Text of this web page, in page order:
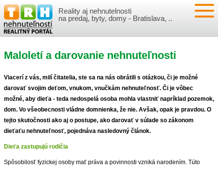
Reality aj nehnutelnosti
na predaj, byty, domy - Bratislava, ..
NEHNUTEĽNOSTI
BYTY
NOVOSTAVBY
NEBYTOVÉ PRIESTORY
REKREAČNÉ OBJEKTY
VLOŽIŤ NEHNUTEĽNOSTI
PRIHLÁSENIE
REGISTRÁCIA
VÝVOJ CIEN REALÍT
ČLÁNKY O REALITÁCH
PRÁVNA PORADŇA
O NÁS
Maloletí a darovanie nehnuteľnosti
Viacerí z vás, milí čitatelia, ste sa na nás obrátili s otázkou, či je možné
darovať svojim deťom, vnukom, vnučkám nehnuteľnosť. Či je vôbec
možné, aby dieťa - teda nedospelá osoba mohla vlastniť napríklad pozemok,
dom. Vo všeobecnosti vládne domnienka, že nie. Avšak, opak je pravdou. O
tejto skutočnosti ako aj o postupe, ako darovať v súlade so zákonom
dieťaťu nehnuteľnosť, pojednáva nasledovný článok.
Dieťa zastupujú rodičia
Spôsobilosť fyzickej osoby mať práva a povinnosti vzniká narodením. Túto